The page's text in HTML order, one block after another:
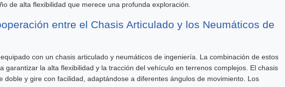
de alta flexibilidad que merece una profunda exploración.
entre el Chasis Articulado y los Neumáticos de
con un chasis articulado y neumáticos de ingeniería. La combinación de estos
garantizar la alta flexibilidad y la tracción del vehículo en terrenos complejos. El chasis
doble y gire con facilidad, adaptándose a diferentes ángulos de movimiento. Los